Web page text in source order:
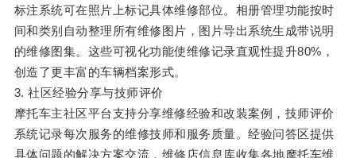
标注系统可在照片上标记具体维修部位。相册管理功能按时
间和类别自动整理所有维修图片，图片导出系统生成带说明
的维修图集。这些可视化功能使维修记录直观性提升80%，
创造了更丰富的车辆档案形式。
3. 社区经验分享与技师评价
摩托车主社区平台支持分享维修经验和改装案例，技师评价
系统记录每次服务的维修技师和服务质量。经验问答区提供
具体问题的解决方案交流，维修店信息库收集各地摩托车维